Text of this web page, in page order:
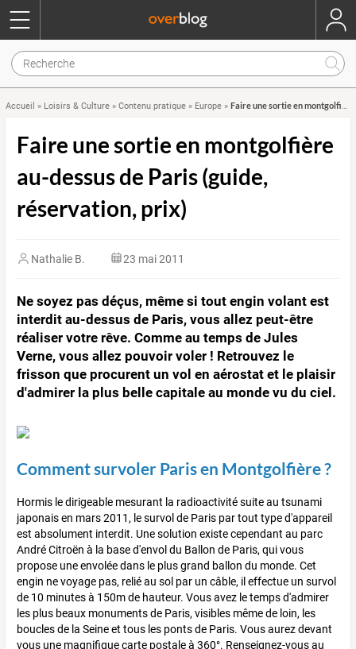
Accueil » Loisirs & Culture » Contenu pratique » Europe » Faire une sortie en montgolfière au-dessus de Paris (guide, réservation, prix)
Faire une sortie en montgolfière
au-dessus de Paris (guide,
réservation, prix)
Nathalie B. 23 mai 2011
Ne soyez pas déçus, même si tout engin volant est
interdit au-dessus de Paris, vous allez peut-être
réaliser votre rêve. Comme au temps de Jules
Verne, vous allez pouvoir voler ! Retrouvez le
frisson que procurent un vol en aérostat et le plaisir
d'admirer la plus belle capitale au monde vu du ciel.
Comment survoler Paris en Montgolfière ?
Hormis le dirigeable mesurant la radioactivité suite au tsunami
japonais en mars 2011, le survol de Paris par tout type d'appareil
est absolument interdit. Une solution existe cependant au parc
André Citroën à la base d'envol du Ballon de Paris, qui vous
propose une envolée dans le plus grand ballon du monde. Cet
engin ne voyage pas, relié au sol par un câble, il effectue un survol
de 10 minutes à 150m de hauteur. Vous avez le temps d'admirer
les plus beaux monuments de Paris, visibles même de loin, les
boucles de la Seine et tous les ponts de Paris. Vous aurez devant
vous une magnifique carte postale à 360°. Renseignez-vous au